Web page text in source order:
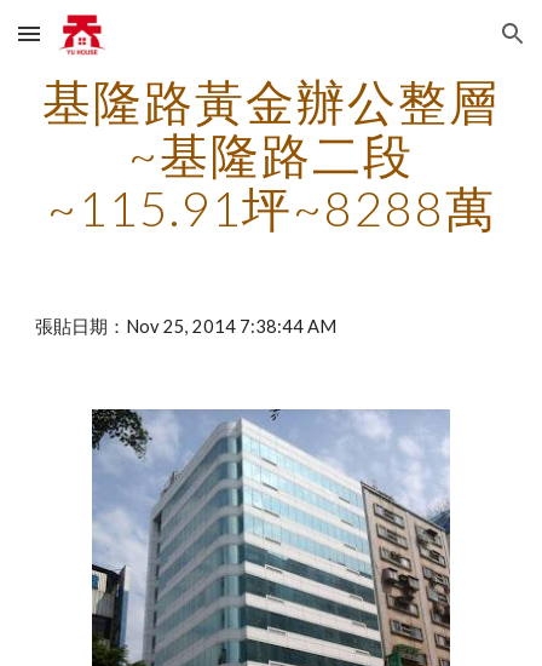
Skip to main content Skip to navigation
基隆路黃金辦公整層
~基隆路二段
~115.91坪~8288萬
張貼日期：Nov 25, 2014 7:38:44 AM